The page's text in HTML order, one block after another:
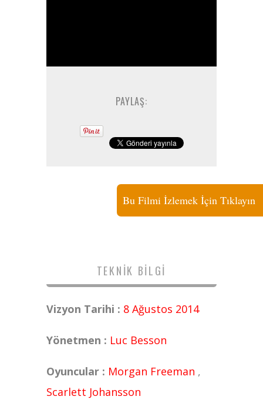
PAYLAŞ:
Bu Filmi İzlemek İçin Tıklayın
TEKNIK BILGI
Vizyon Tarihi : 8 Ağustos 2014
Yönetmen : Luc Besson
Oyuncular : Morgan Freeman ,
Scarlett Johansson